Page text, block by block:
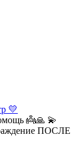
💛
👼🙏 💫
ПОСЛЕ